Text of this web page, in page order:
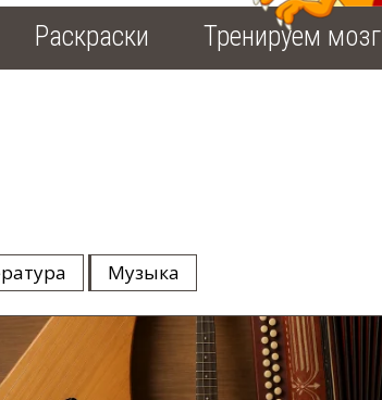
Раскраски Тренируем мозг
Музыка